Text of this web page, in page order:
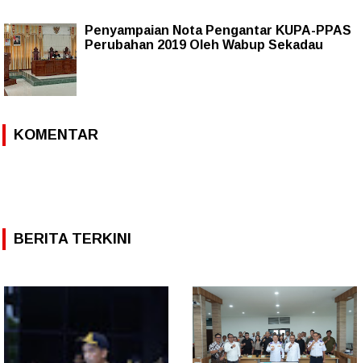
Penyampaian Nota Pengantar KUPA-PPAS
Perubahan 2019 Oleh Wabup Sekadau
KOMENTAR
BERITA TERKINI